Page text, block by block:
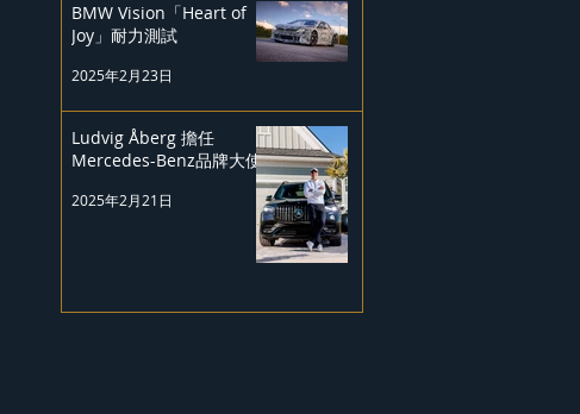
BMW Vision「Heart of
Joy」耐力測試
2025年2月23日
Ludvig Åberg 擔任
Mercedes-Benz品牌大使
2025年2月21日